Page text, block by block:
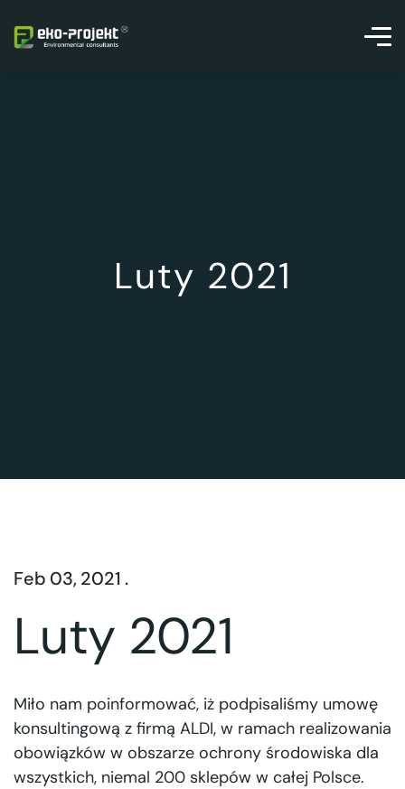
Luty 2021
Feb 03, 2021 .
Luty 2021
Miło nam poinformować, iż podpisaliśmy umowę
konsultingową z firmą ALDI, w ramach realizowania
obowiązków w obszarze ochrony środowiska dla
wszystkich, niemal 200 sklepów w całej Polsce.